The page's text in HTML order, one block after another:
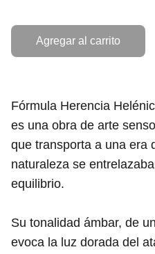
Agregar al carrito
Fórmula Herencia
es una obra de arte
que transporta a una era
naturaleza se
equilibrio.
Su tonalidad ámbar, de
evoca la luz dorada del